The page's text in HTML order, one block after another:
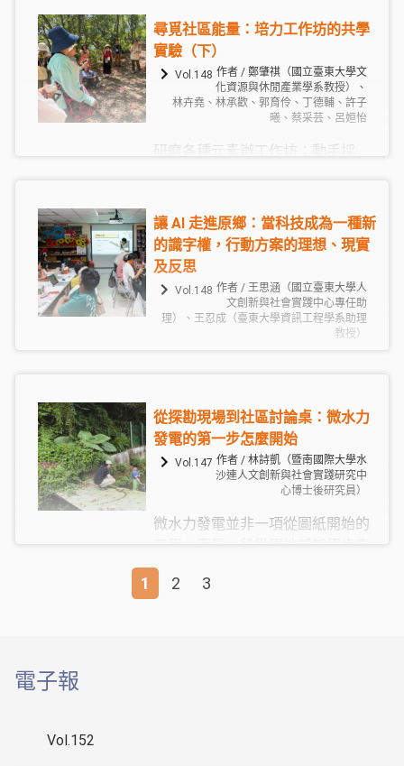
護，多由特定人士推動，在地齊力
參與度相對有限；然而在丹娜絲颱
風後，重新檢視共同行動的可能
時，居民逐漸從旁觀者轉為潛在行
尋覓社區能量：培力工作坊的共學
實驗（下）
Vol.148 作者 / 鄭肇祺（國立臺東大學文
化資源與休閒產業學系教授）、
林卉堯、林承歡、郭育伶、丁德輔、許子
曦、蔡采芸、呂姮怡
研磨各種元素辦工作坊；動手採
球議題連結，實務操作也有機會凝
固成為數位平台上動人的文化故
事。
讓 AI 走進原鄉：當科技成為一種新
的識字權，行動方案的理想、現實
及反思
Vol.148 作者 / 王思涵（國立臺東大學人
文創新與社會實踐中心專任助
理）、王忍成（臺東大學資訊工程學系助理
教授）
工具，而是一種能否參與公共生
活、進入就業市場、理解制度、爭
取資源、甚至為自己發聲的基本能
力。當這樣的能力被默認為「每個
人都應該會」，那些沒有機會學習
的人，便不再只是落後，而是被系
靜。
從探勘現場到社區討論桌：微水力
發電的第一步怎麼開始
Vol.147 作者 / 林詩凱（暨南國際大學水
沙連人文創新與社會實踐研究中
心博士後研究員）
微水力發電並非一項從圖紙開始的
向公共討論的歷程。對暨大團隊而
言，所謂「第一步」不是機組選型
1 2 3
電子報
Vol.152